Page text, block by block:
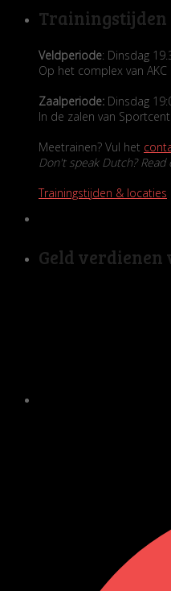
Trainingstijden
Veldperiode: Dinsdag
Op het complex van
Zaalperiode: Dinsdag
In de zalen van
Meetrainen? Vul het
Don't speak Dutch? Read
Trainingstijden & locaties
Geld verdienen